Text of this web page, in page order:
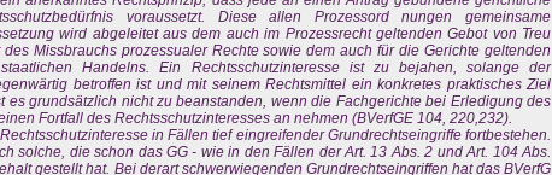
voraussetzt. Diese allen Prozessord nungen gemeinsame
wird abgeleitet aus dem auch im Prozessrecht geltenden Gebot von Treu
Missbrauchs prozessualer Rechte sowie dem auch für die Gerichte geltenden
Handelns. Ein Rechtsschutzinteresse ist zu bejahen, solange der
betroffen ist und mit seinem Rechtsmittel ein konkretes praktisches Ziel
es grundsätzlich nicht zu beanstanden, wenn die Fachgerichte bei Erledigung des
Fortfall des Rechtsschutzinteresses an nehmen (BVerfGE 104, 220,232).
in Fällen tief eingreifender Grundrechtseingriffe fortbestehen.
solche, die schon das GG - wie in den Fällen der Art. 13 Abs. 2 und Art. 104 Abs.
gestellt hat. Bei derart schwerwiegenden Grundrechtseingriffen hat das BVerfG